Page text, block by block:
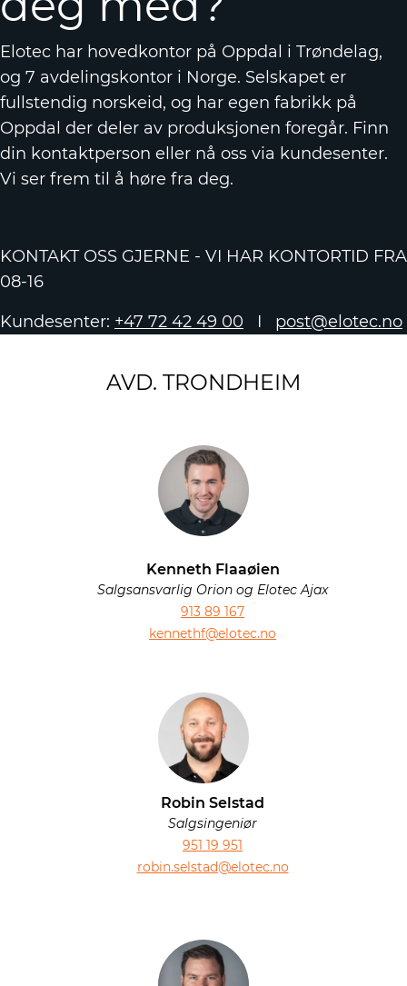
Elotec har hovedkontor på Oppdal i Trøndelag,
og 7 avdelingskontor i Norge. Selskapet er
fullstendig norskeid, og har egen fabrikk på
Oppdal der deler av produksjonen foregår. Finn
din kontaktperson eller nå oss via kundesenter.
Vi ser frem til å høre fra deg.
KONTAKT OSS GJERNE - VI HAR KONTORTID FRA
08-16
Kundesenter: +47 72 42 49 00 I post@elotec.no
AVD. TRONDHEIM
Kenneth Flaaøien
Salgsansvarlig Orion og Elotec Ajax
913 89 167
kennethf@elotec.no
Robin Selstad
Salgsingeniør
951 19 951
robin.selstad@elotec.no